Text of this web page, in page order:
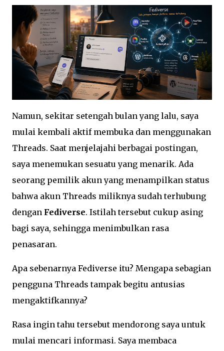
Namun, sekitar setengah bulan yang lalu, saya
mulai kembali aktif membuka dan menggunakan
Threads. Saat menjelajahi berbagai postingan,
saya menemukan sesuatu yang menarik. Ada
seorang pemilik akun yang menampilkan status
bahwa akun Threads miliknya sudah terhubung
dengan Fediverse. Istilah tersebut cukup asing
bagi saya, sehingga menimbulkan rasa
penasaran.
Apa sebenarnya Fediverse itu? Mengapa sebagian
pengguna Threads tampak begitu antusias
mengaktifkannya?
Rasa ingin tahu tersebut mendorong saya untuk
mulai mencari informasi. Saya membaca